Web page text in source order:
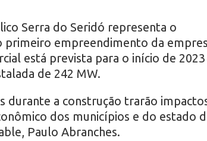
Serra do Seridó representa o
primeiro empreendimento da
está prevista para o início de 2023
de 242 MW.
durante a construção trarão
dos municípios e do estado
Paulo Abranches.